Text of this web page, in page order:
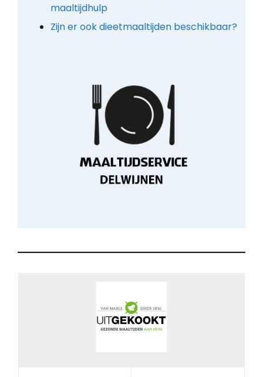
maaltijdhulp
Zijn er ook dieetmaaltijden beschikbaar?